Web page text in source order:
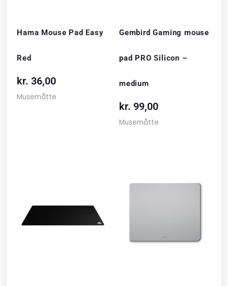
Hama Mouse Pad Easy
Red
kr. 36,00
Musemåtte
Gembird Gaming mouse
pad PRO Silicon –
medium
kr. 99,00
Musemåtte